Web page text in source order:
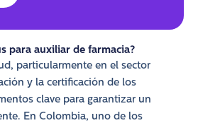
para auxiliar de farmacia?
particularmente en el sector
y la certificación de los
clave para garantizar un
En Colombia, uno de los